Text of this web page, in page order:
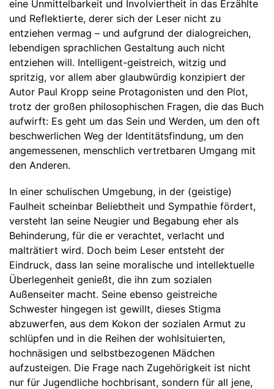
eine Unmittelbarkeit und Involviertheit in das Erzählte
und Reflektierte, derer sich der Leser nicht zu
entziehen vermag – und aufgrund der dialogreichen,
lebendigen sprachlichen Gestaltung auch nicht
entziehen will. Intelligent-geistreich, witzig und
spritzig, vor allem aber glaubwürdig konzipiert der
Autor Paul Kropp seine Protagonisten und den Plot,
trotz der großen philosophischen Fragen, die das Buch
aufwirft: Es geht um das Sein und Werden, um den oft
beschwerlichen Weg der Identitätsfindung, um den
angemessenen, menschlich vertretbaren Umgang mit
den Anderen.
In einer schulischen Umgebung, in der (geistige)
Faulheit scheinbar Beliebtheit und Sympathie fördert,
versteht Ian seine Neugier und Begabung eher als
Behinderung, für die er verachtet, verlacht und
malträtiert wird. Doch beim Leser entsteht der
Eindruck, dass Ian seine moralische und intellektuelle
Überlegenheit genießt, die ihn zum sozialen
Außenseiter macht. Seine ebenso geistreiche
Schwester hingegen ist gewillt, dieses Stigma
abzuwerfen, aus dem Kokon der sozialen Armut zu
schlüpfen und in die Reihen der wohlsituierten,
hochnäsigen und selbstbezogenen Mädchen
aufzusteigen. Die Frage nach Zugehörigkeit ist nicht
nur für Jugendliche hochbrisant, sondern für all jene,